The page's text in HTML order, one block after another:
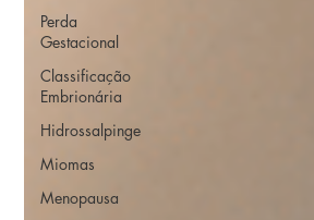
Perda
Gestacional
Classificação
Embrionária
Hidrossalpinge
Miomas
Menopausa